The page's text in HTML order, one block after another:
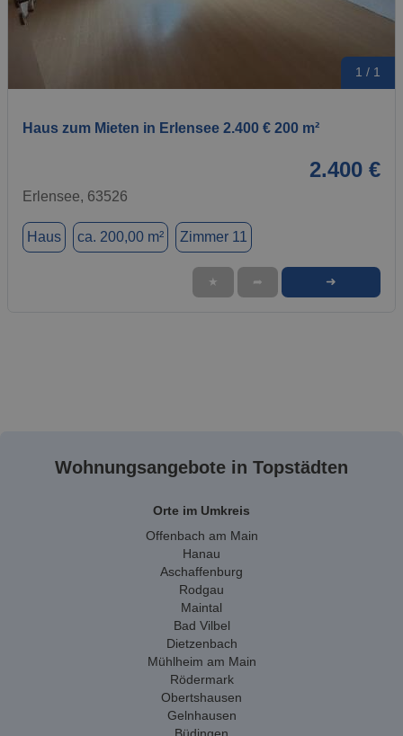
1 / 1
Haus zum Mieten in Erlensee 2.400 € 200 m²
2.400 €
Erlensee, 63526
Haus ca. 200,00 m² Zimmer 11
★ ➦ ➜
Wohnungsangebote in Topstädten
Orte im Umkreis
Offenbach am Main
Hanau
Aschaffenburg
Rodgau
Maintal
Bad Vilbel
Dietzenbach
Mühlheim am Main
Rödermark
Obertshausen
Gelnhausen